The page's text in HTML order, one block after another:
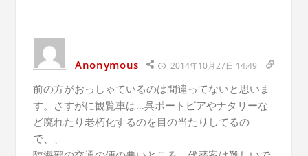
Anonymous 2014年10月27日 14:49
前の方がおっしゃているのは間違ってないと思いま
す。さすがに観覧車は…呉ポートピアやナタリーな
ど廃れたり老朽化するのを目の当たりしてるの
で、、